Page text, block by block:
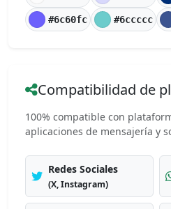
#6c60fc #6ccccc
Compatibilidad de
100% compatible con
aplicaciones de mensajería y
Redes Sociales
(X, Instagram)